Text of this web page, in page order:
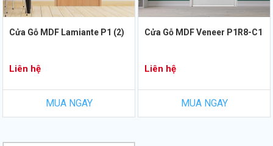
Cửa Gỗ MDF Lamiante P1 (2)
Liên hệ
MUA NGAY
Cửa Gỗ MDF Veneer P1R8-C1
Liên hệ
MUA NGAY